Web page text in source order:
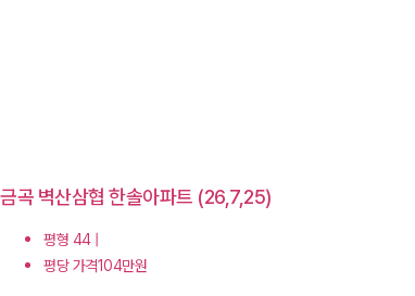
금곡 벽산삼협 한솔아파트 (26,7,25)
평형 44 |
평당 가격104만원